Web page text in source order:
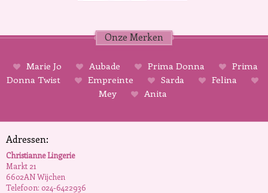
Onze Merken
Marie Jo Aubade Prima Donna
Prima
Donna Twist
Empreinte Sarda
Felina
Mey
Anita
Adressen:
Christianne Lingerie
Markt 21
6602AN Wijchen
Telefoon: 024-6422936